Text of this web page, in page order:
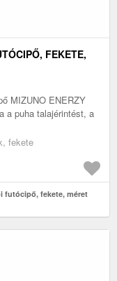
FEKETE,
MIZUNO ENERZY
a puha talajérintést, a
fekete
futócipő, fekete, méret